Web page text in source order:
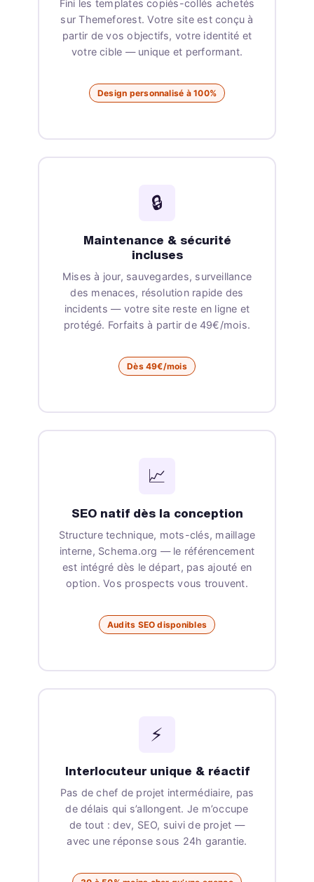
Fini les templates copiés-collés achetés
sur Themeforest. Votre site est conçu à
partir de vos objectifs, votre identité et
votre cible — unique et performant.
Design personnalisé à 100%
🔒
Maintenance & sécurité
incluses
Mises à jour, sauvegardes, surveillance
des menaces, résolution rapide des
incidents — votre site reste en ligne et
protégé. Forfaits à partir de 49€/mois.
Dès 49€/mois
📈
SEO natif dès la conception
Structure technique, mots-clés, maillage
interne, Schema.org — le référencement
est intégré dès le départ, pas ajouté en
option. Vos prospects vous trouvent.
Audits SEO disponibles
⚡
Interlocuteur unique & réactif
Pas de chef de projet intermédiaire, pas
de délais qui s’allongent. Je m’occupe
de tout : dev, SEO, suivi de projet —
avec une réponse sous 24h garantie.